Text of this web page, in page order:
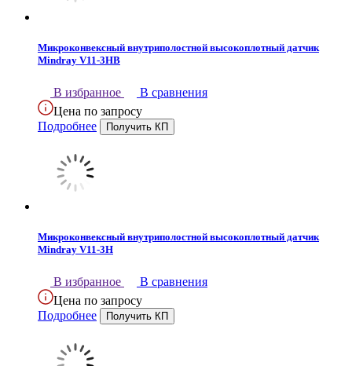
Микроконвексный внутриполостной высокоплотный датчик
Mindray V11-3HB
В избранное
В сравнения
Цена по запросу
Подробнее
Микроконвексный внутриполостной высокоплотный датчик
Mindray V11-3H
В избранное
В сравнения
Цена по запросу
Подробнее